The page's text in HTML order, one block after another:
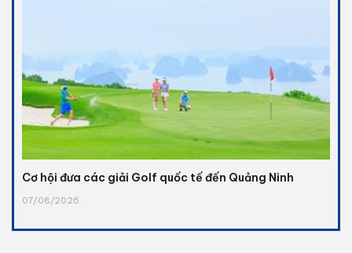
Cơ hội đưa các giải Golf quốc tế đến Quảng Ninh
07/08/2026